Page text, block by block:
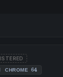
CHROME 64